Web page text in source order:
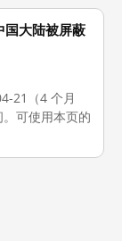
大陆被屏蔽
21（4 个月
可使用本页的